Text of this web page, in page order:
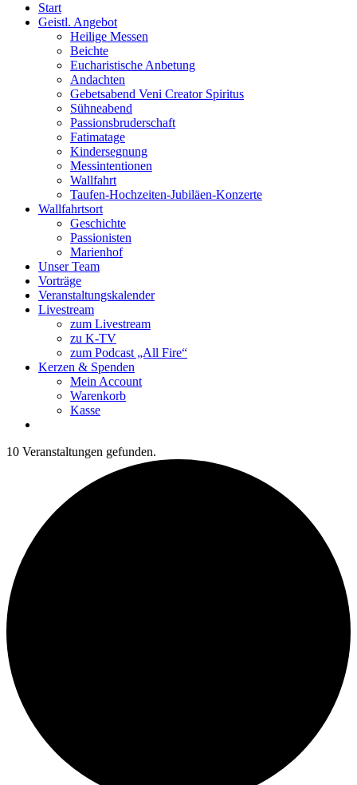
Start
Geistl. Angebot
Heilige Messen
Beichte
Eucharistische Anbetung
Andachten
Gebetsabend Veni Creator Spiritus
Sühneabend
Passionsbruderschaft
Fatimatage
Kindersegnung
Messintentionen
Wallfahrt
Taufen-Hochzeiten-Jubiläen-Konzerte
Wallfahrtsort
Geschichte
Passionisten
Marienhof
Unser Team
Vorträge
Veranstaltungskalender
Livestream
zum Livestream
zu K-TV
zum Podcast „All Fire“
Kerzen & Spenden
Mein Account
Warenkorb
Kasse
10 Veranstaltungen gefunden.